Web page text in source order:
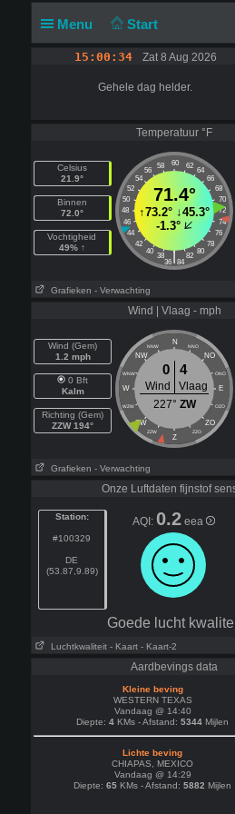
Menu Start
15:00:34 Zat 8 Aug 2026
Gehele dag helder.
Temperatuur °F
Celsius
21.9°
Binnen
72.0°
Vochtigheid
49% ↑
60
58 62
56
64
54
66
52
68
50
70
48
72
46
74
44
76
42
78
40
80
38 82
|
36 84
71.4°
↑73.2° ↓45.3°
-1.3°
Grafieken - Verwachting
Wind | Vlaag - mph
Wind (Gem)
1.2 mph
0 Bft
Kalm
Richting (Gem)
ZZW 194°
N
NNW NNO
NW NO
WNW ONO
W E
WZW OZO
ZW ZO
ZZW ZZO
Z
0 4
Wind
Vlaag
227° ZW
Grafieken - Verwachting
Onze Luftdaten fijnstof
Station:
#100329
DE
(53.87,9.89)
AQI: 0.2 eea
Goede lucht
Luchtkwaliteit - Kaart - Kaart-2
Aardbevings data
Kleine beving
WESTERN TEXAS
Vandaag @ 14:40
Diepte: 4 KMs - Afstand: 5344 Mijlen
Lichte beving
CHIAPAS, MEXICO
Vandaag @ 14:29
Diepte: 65 KMs - Afstand: 5882 Mijlen